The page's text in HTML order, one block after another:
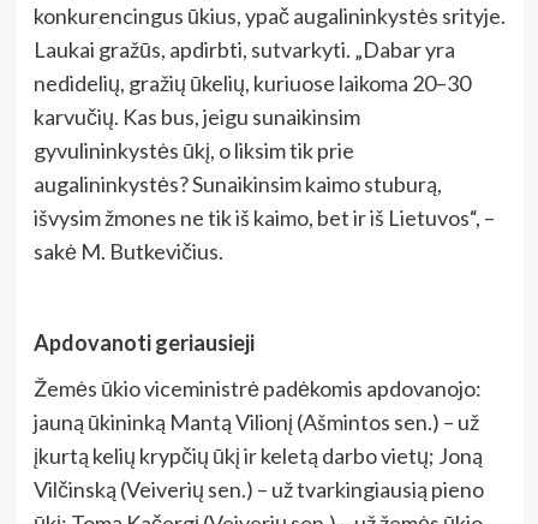
konkurencingus ūkius, ypač augalininkystės srityje.
Laukai gražūs, apdirbti, sutvarkyti. „Dabar yra
nedidelių, gražių ūkelių, kuriuose laikoma 20–30
karvučių. Kas bus, jeigu sunaikinsim
gyvulininkystės ūkį, o liksim tik prie
augalininkystės? Sunaikinsim kaimo stuburą,
išvysim žmones ne tik iš kaimo, bet ir iš Lietuvos“, –
sakė M. Butkevičius.
Apdovanoti geriausieji
Žemės ūkio viceministrė padėkomis apdovanojo:
jauną ūkininką Mantą Vilionį (Ašmintos sen.) – už
įkurtą kelių krypčių ūkį ir keletą darbo vietų; Joną
Vilčinską (Veiverių sen.) – už tvarkingiausią pieno